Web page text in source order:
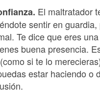
El maltratador
sentir en
Te dice que eres
buena presencia.
si te lo
estar haciendo o